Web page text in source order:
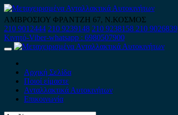
Skip
to
content
ΑΜΒΡΟΣΙΟΥ ΦΡΑΝΤΖΗ 67, Ν.ΚΟΣΜΟΣ
210 9012444 210 9239148 210 9238158 210 9026839
Κινητό-Viber-whatsapp : 6980507900
Primary
Αρχική Σελίδα
Ποιοί είμαστε
Ανταλλακτικά Αυτοκινήτων
Επικοινωνία